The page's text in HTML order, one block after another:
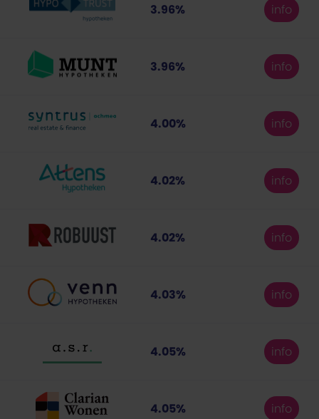
3.96% info
3.96% info
4.00% info
4.02% info
4.02% info
4.03% info
4.05% info
4.05% info